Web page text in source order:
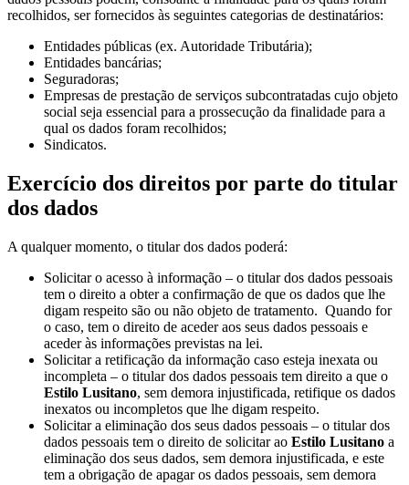
recolhidos, ser fornecidos às seguintes categorias de destinatários:
Entidades públicas (ex. Autoridade Tributária);
Entidades bancárias;
Seguradoras;
Empresas de prestação de serviços subcontratadas cujo objeto
social seja essencial para a prossecução da finalidade para a
qual os dados foram recolhidos;
Sindicatos.
Exercício dos direitos por parte do titular
dos dados
A qualquer momento, o titular dos dados poderá:
Solicitar o acesso à informação – o titular dos dados pessoais
tem o direito a obter a confirmação de que os dados que lhe
digam respeito são ou não objeto de tratamento. Quando for
o caso, tem o direito de aceder aos seus dados pessoais e
aceder às informações previstas na lei.
Solicitar a retificação da informação caso esteja inexata ou
incompleta – o titular dos dados pessoais tem direito a que o
Estilo Lusitano, sem demora injustificada, retifique os dados
inexatos ou incompletos que lhe digam respeito.
Solicitar a eliminação dos seus dados pessoais – o titular dos
dados pessoais tem o direito de solicitar ao Estilo Lusitano a
eliminação dos seus dados, sem demora injustificada, e este
tem a obrigação de apagar os dados pessoais, sem demora